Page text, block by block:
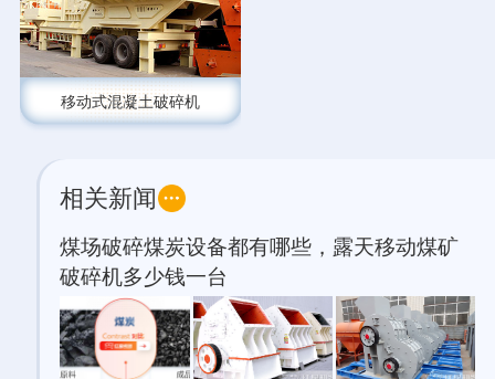
移动式混凝土破碎机
相关新闻
煤场破碎煤炭设备都有哪些，露天移动煤矿
破碎机多少钱一台